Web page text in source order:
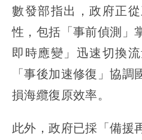
數發部指出，政府正
性，包括「事前偵測」
即時應變」迅速切換
「事後加速修復」協
損海纜復原效率。
此外，政府已採「備援